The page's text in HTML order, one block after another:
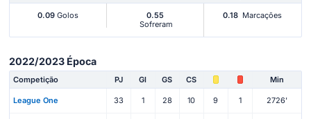
0.09Golos
0.55
Sofreram
0.18 Marcações
2022/2023 Época
Competição PJ Gl GS CS Min
League One 33 1 28 10 9 1 2726'